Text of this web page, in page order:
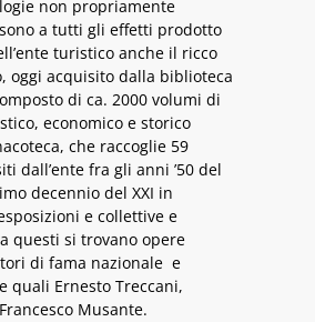
non propriamente
a tutti gli effetti prodotto
turistico anche il ricco
oggi acquisito dalla biblioteca
di ca. 2000 volumi di
economico e storico
che raccoglie 59
dall’ente fra gli anni ’50 del
decennio del XXI in
e collettive e
questi si trovano opere
di fama nazionale e
quali Ernesto Treccani,
Musante.